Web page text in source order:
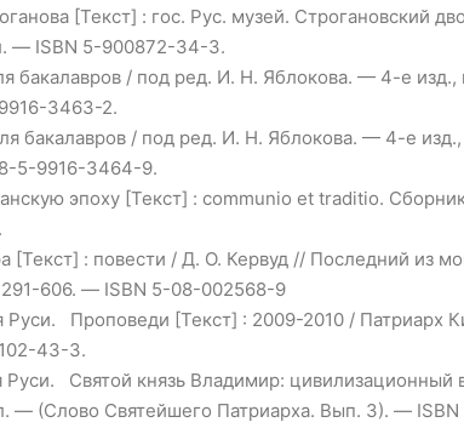
[Текст] : гос. Рус. музей. Строгановский
— ISBN 5-900872-34-3.
бакалавров / под ред. И. Н. Яблокова. — 4-е
3463-2.
бакалавров / под ред. И. Н. Яблокова. — 4-е
5-9916-3464-9.
эпоху [Текст] : communio et traditio.
: повести / Д. О. Кервуд // Последний из
606. — ISBN 5-08-002568-9
Руси. Проповеди [Текст] : 2009-2010 / Патриарх
43-3.
Руси. Святой князь Владимир:
— (Слово Святейшего Патриарха. Вып. 3). —